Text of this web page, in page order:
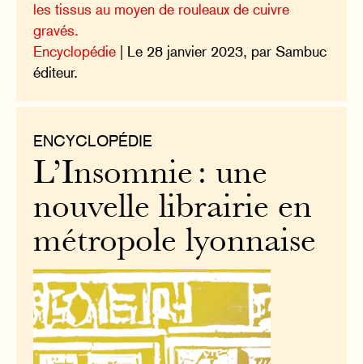
les tissus au moyen de rouleaux de cuivre
gravés.
Encyclopédie | Le 28 janvier 2023, par Sambuc
éditeur.
ENCYCLOPÉDIE
L’Insomnie : une
nouvelle librairie en
métropole lyonnaise